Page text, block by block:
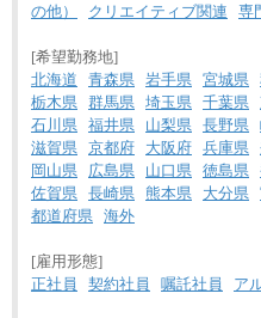
の他）
クリエイティブ関連 専
[希望勤務地]
北海道
青森県 岩手県 宮城県
栃木県
群馬県 埼玉県 千葉県
石川県
福井県 山梨県 長野県
滋賀県
京都府 大阪府 兵庫県
岡山県
広島県 山口県 徳島県
佐賀県
長崎県 熊本県 大分県
都道府県
海外
[雇用形態]
正社員
契約社員 嘱託社員 ア